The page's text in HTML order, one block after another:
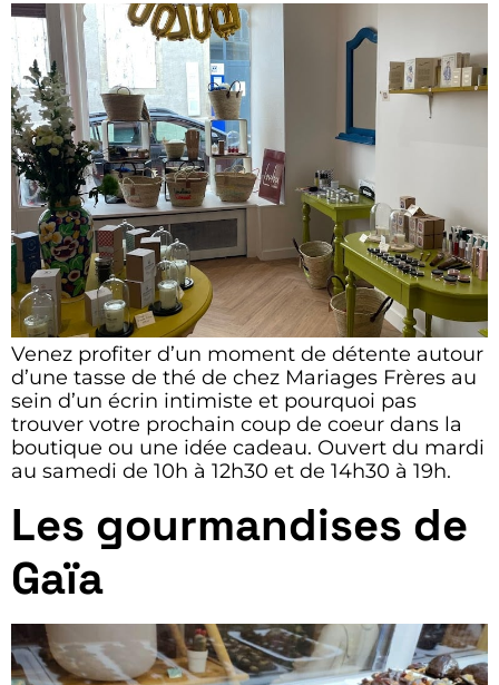
Venez profiter d’un moment de détente autour
d’une tasse de thé de chez Mariages Frères au
sein d’un écrin intimiste et pourquoi pas
trouver votre prochain coup de coeur dans la
boutique ou une idée cadeau. Ouvert du mardi
au samedi de 10h à 12h30 et de 14h30 à 19h.
Les gourmandises de
Gaïa